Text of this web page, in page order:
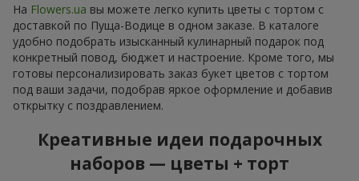
На Flowers.ua вы можете легко купить цветы с тортом с
доставкой по Пуща-Водице в одном заказе. В каталоге
удобно подобрать изысканный кулинарный подарок под
конкретный повод, бюджет и настроение. Кроме того, мы
готовы персонализировать заказ букет цветов с тортом
под ваши задачи, подобрав яркое оформление и добавив
открытку с поздравлением.
Креативные идеи подарочных
наборов — цветы + торт